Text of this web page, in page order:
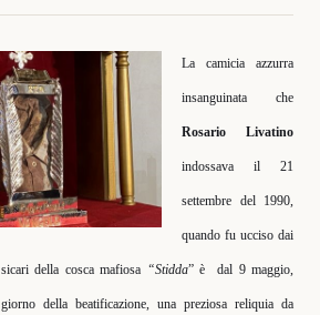
La camicia azzurra
insanguinata che
Rosario Livatino
indossava il 21
settembre del 1990,
quando fu ucciso dai
sicari della cosca mafiosa “Stidda” è dal 9 maggio,
giorno della beatificazione, una preziosa reliquia da